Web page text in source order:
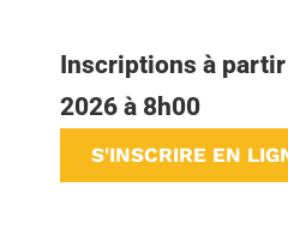
Inscriptions à
2026 à 8h00
S'INSCRIRE EN